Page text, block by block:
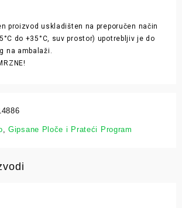
proizvod uskladišten na preporučen način
do +35°C, suv prostor) upotrebljiv je do
na ambalaži.
,Gipsane Ploče i Prateći Program